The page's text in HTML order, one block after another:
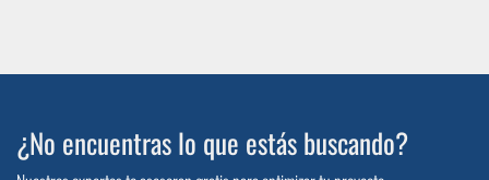
¿No encuentras lo que estás buscando?